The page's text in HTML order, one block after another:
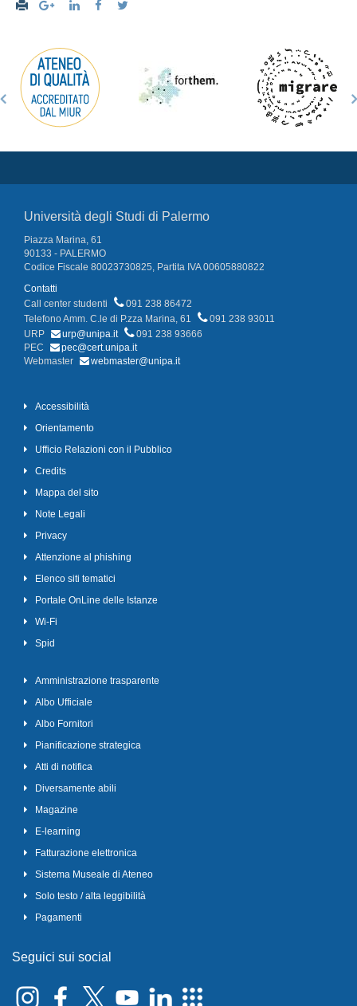
Università degli Studi di Palermo
Piazza Marina, 61
90133 - PALERMO
Codice Fiscale 80023730825, Partita IVA 00605880822
Contatti
Call center studenti
091 238 86472
Telefono Amm. C.le di P.zza Marina, 61
091 238 93011
URP
urp@unipa.it
091 238 93666
PEC
pec@cert.unipa.it
Webmaster
webmaster@unipa.it
Accessibilità
Orientamento
Ufficio Relazioni con il Pubblico
Credits
Mappa del sito
Note Legali
Privacy
Attenzione al phishing
Elenco siti tematici
Portale OnLine delle Istanze
Wi-Fi
Spid
Amministrazione trasparente
Albo Ufficiale
Albo Fornitori
Pianificazione strategica
Atti di notifica
Diversamente abili
Magazine
E-learning
Fatturazione elettronica
Sistema Museale di Ateneo
Solo testo / alta leggibilità
Pagamenti
Seguici sui social